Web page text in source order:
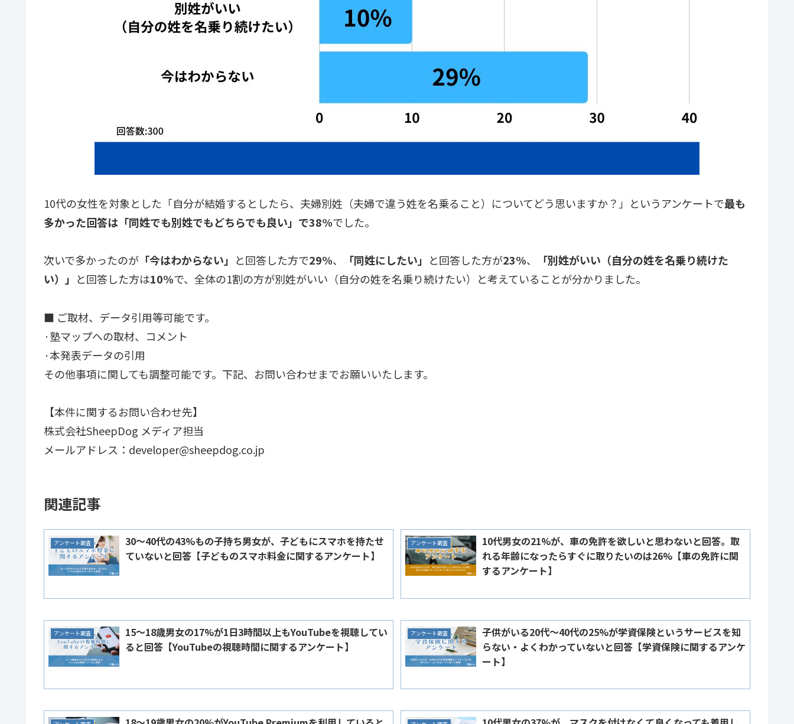
10代の女性を対象とした「自分が結婚するとしたら、夫婦別姓（夫婦で違う姓を名乗ること）についてどう思いますか？」というアンケートで最も
多かった回答は「同姓でも別姓でもどちらでも良い」で38%でした。
次いで多かったのが 「今はわからない」 と回答した方で29%、 「同姓にしたい」 と回答した方が23%、 「別姓がいい（自分の姓を名乗り続けた
い）
」 と回答した方は10%で、全体の1割の方が別姓がいい（自分の姓を名乗り続けたい）と考えている ことが分かりました。
■ ご取材、データ引用等可能です。
·塾マップへの取材、コメント
·本発表データの引用
その他事項に関しても調整可能です。下記、お問い合わせまでお願いいたします。
【本件に関するお問い合わせ先】
株式会社SheepDog メディア担当
メールアドレス：developer@sheepdog.co.jp
関連記事
アンケート調査
30～40代の43%もの子持ち男女が、子どもにスマホを持たせ
ていないと回答【子どものスマホ料金に関するアンケート】
アンケート調査
10代男女の21%が、車の免許を欲しいと思わないと回答。取
れる年齢になったらすぐに取りたいのは26%【車の免許に関
するアンケート】
アンケート調査
15～18歳男女の17%が1日3時間以上もYouTubeを視聴してい
ると回答【YouTubeの視聴時間に関するアンケート】
アンケート調査
子供がいる20代～40代の25%が学資保険というサービスを知
らない・よくわかっていないと回答【学資保険に関するアンケ
ート】